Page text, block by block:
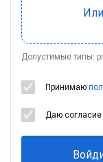
Допустимые типы:
Принимаю
Даю согласие